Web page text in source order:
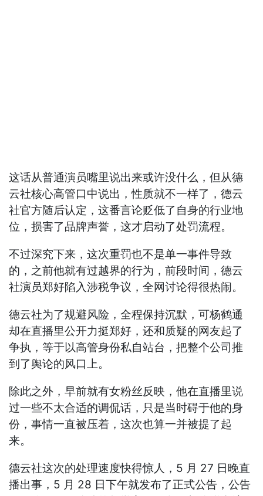
这话从普通演员嘴里说出来或许没什么，但从德
云社核心高管口中说出，性质就不一样了，德云
社官方随后认定，这番言论贬低了自身的行业地
位，损害了品牌声誉，这才启动了处罚流程。
不过深究下来，这次重罚也不是单一事件导致
的，之前他就有过越界的行为，前段时间，德云
社演员郑好陷入涉税争议，全网讨论得很热闹。
德云社为了规避风险，全程保持沉默，可杨鹤通
却在直播里公开力挺郑好，还和质疑的网友起了
争执，等于以高管身份私自站台，把整个公司推
到了舆论的风口上。
除此之外，早前就有女粉丝反映，他在直播里说
过一些不太合适的调侃话，只是当时碍于他的身
份，事情一直被压着，这次也算一并被提了起
来。
德云社这次的处理速度快得惊人，5 月 27 日晚直
播出事，5 月 28 日下午就发布了正式公告，公告